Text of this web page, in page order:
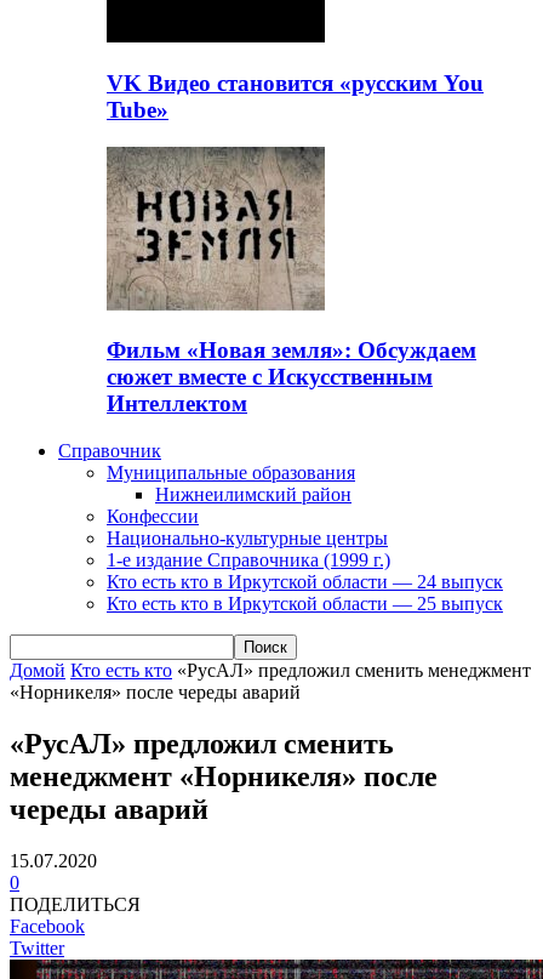
VK Видео становится «русским You
Tube»
Фильм «Новая земля»: Обсуждаем
сюжет вместе с Искусственным
Интеллектом
Справочник
Муниципальные образования
Нижнеилимский район
Конфессии
Национально-культурные центры
1-е издание Справочника (1999 г.)
Кто есть кто в Иркутской области — 24 выпуск
Кто есть кто в Иркутской области — 25 выпуск
Домой Кто есть кто «РусАЛ» предложил сменить менеджмент
«Норникеля» после череды аварий
«РусАЛ» предложил сменить
менеджмент «Норникеля» после
череды аварий
15.07.2020
0
ПОДЕЛИТЬСЯ
Facebook
Twitter